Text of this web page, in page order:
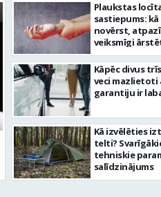
Plaukstas
sastiepums:
novērst,
veiksmīgi
Kāpēc divus
veci mazlietoti
garantiju ir
Kā izvēlēties
telti?
tehniskie
salīdzinājums